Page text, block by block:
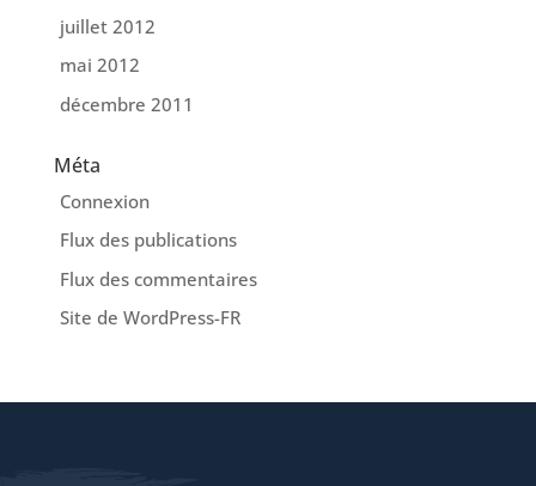
juillet 2012
mai 2012
décembre 2011
Méta
Connexion
Flux des publications
Flux des commentaires
Site de WordPress-FR